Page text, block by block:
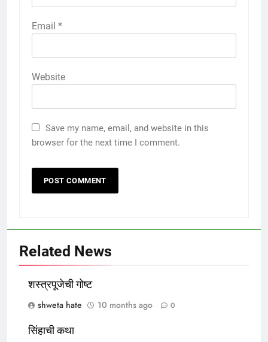
Email *
Website
Save my name, email, and website in this
browser for the next time I comment.
Related News
शस्त्रपूजेची गोष्ट
shweta hate
10 months ago 0
सिंहाची कथा